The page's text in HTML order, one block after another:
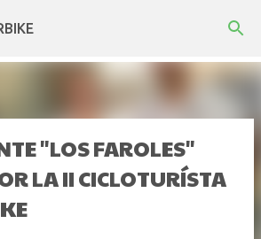
contenido principal
"LOS FAROLES"
LA II CICLOTURÍSTA